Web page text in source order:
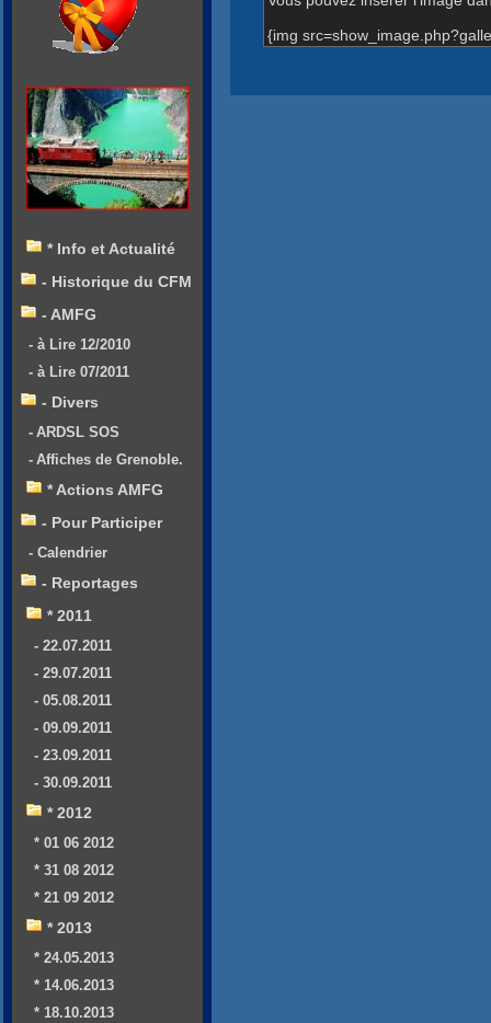
{img
* Info et Actualité
- Historique du CFM
- AMFG
- à Lire 12/2010
- à Lire 07/2011
- Divers
- ARDSL SOS
- Affiches de Grenoble.
* Actions AMFG
- Pour Participer
- Calendrier
- Reportages
* 2011
- 22.07.2011
- 29.07.2011
- 05.08.2011
- 09.09.2011
- 23.09.2011
- 30.09.2011
* 2012
* 01 06 2012
* 31 08 2012
* 21 09 2012
* 2013
* 24.05.2013
* 14.06.2013
* 18.10.2013